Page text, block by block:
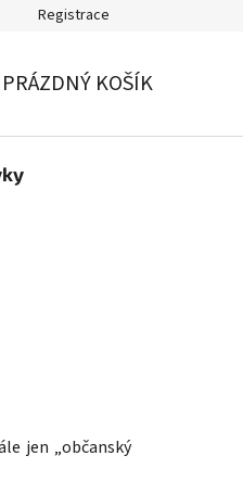
Registrace
PRÁZDNÝ KOŠÍK
jen „občanský